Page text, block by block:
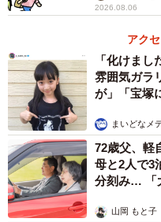
2026.08.06
アク
「化けま
雰囲気ガラ
が」「宝塚
まいどなメ
72歳父、軽
母と2人で3
分刻み… 「
山岡 もと子